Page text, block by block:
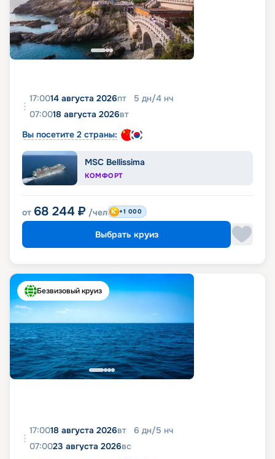
17:0014 августа 2026пт 5 дн/4 нч
07:0018 августа 2026вт
Вы посетите 2 страны:
MSC Bellissima
КОМФОРТ
от 68 244 ₽ /чел +1 000
Выбрать круиз
Безвизовый круиз
17:0018 августа 2026вт 6 дн/5 нч
07:0023 августа 2026вс